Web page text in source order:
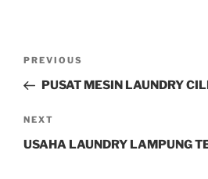
PREVIOUS
PUSAT MESIN LAUNDRY
NEXT
USAHA LAUNDRY LAMPUNG